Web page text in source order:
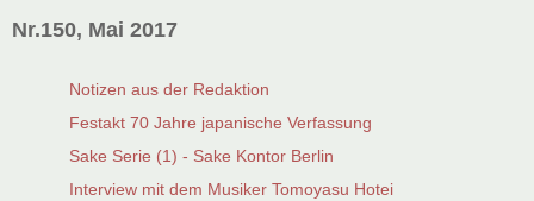
Nr.150, Mai 2017
Notizen aus der Redaktion
Festakt 70 Jahre japanische Verfassung
Sake Serie (1) - Sake Kontor Berlin
Interview mit dem Musiker Tomoyasu Hotei